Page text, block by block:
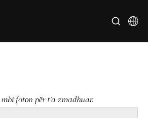
foton për t’a zmadhuar.